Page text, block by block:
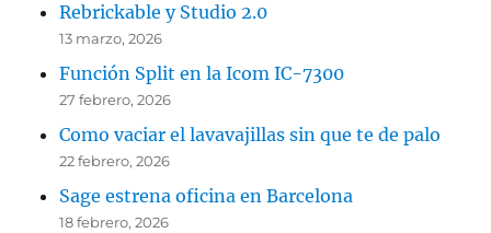
Rebrickable y Studio 2.0
13 marzo, 2026
Función Split en la Icom IC-7300
27 febrero, 2026
Como vaciar el lavavajillas sin que te de palo
22 febrero, 2026
Sage estrena oficina en Barcelona
18 febrero, 2026